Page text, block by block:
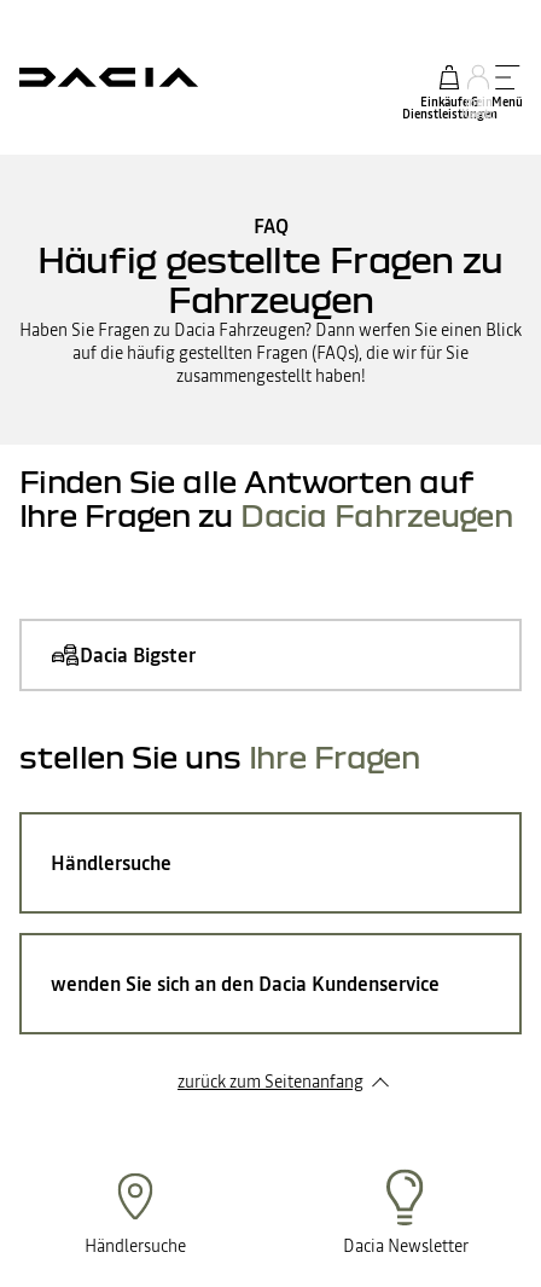
Einkäufe &
Dienstleistungen
mein
Konto
Menü
FAQ
Häufig gestellte Fragen zu
Fahrzeugen
Haben Sie Fragen zu Dacia Fahrzeugen? Dann werfen Sie einen Blick
auf die häufig gestellten Fragen (FAQs), die wir für Sie
zusammengestellt haben!
Finden Sie alle Antworten auf
Ihre Fragen zu Dacia Fahrzeugen
Dacia Bigster
stellen Sie uns Ihre Fragen
Händlersuche
wenden Sie sich an den Dacia Kundenservice
zurück zum Seitenanfang
Händlersuche Dacia Newsletter